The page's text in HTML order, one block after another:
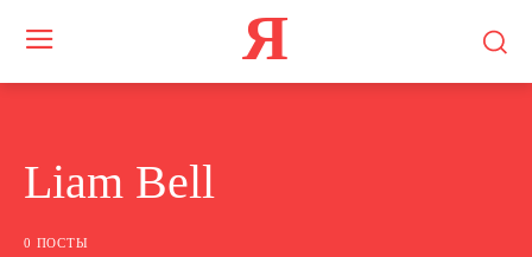
Я
Liam Bell
0 ПОСТЫ